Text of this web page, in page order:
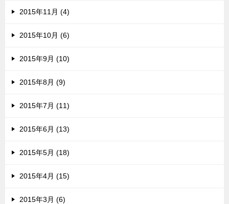
2015年11月 (4)
2015年10月 (6)
2015年9月 (10)
2015年8月 (9)
2015年7月 (11)
2015年6月 (13)
2015年5月 (18)
2015年4月 (15)
2015年3月 (6)